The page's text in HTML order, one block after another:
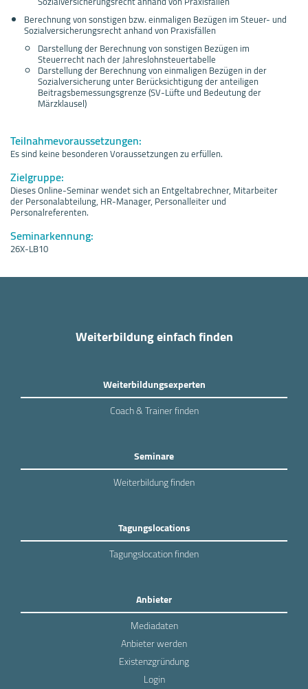
Berechnung von sonstigen bzw. einmaligen Bezügen im Steuer- und
Sozialversicherungsrecht anhand von Praxisfällen
Darstellung der Berechnung von sonstigen Bezügen im
Steuerrecht nach der Jahreslohnsteuertabelle
Darstellung der Berechnung von einmaligen Bezügen in der
Sozialversicherung unter Berücksichtigung der anteiligen
Beitragsbemessungsgrenze (SV-Lüfte und Bedeutung der
Märzklausel)
Teilnahmevoraussetzungen:
Es sind keine besonderen Voraussetzungen zu erfüllen.
Zielgruppe:
Dieses Online-Seminar wendet sich an Entgeltabrechner, Mitarbeiter
der Personalabteilung, HR-Manager, Personalleiter und
Personalreferenten.
Seminarkennung:
26X-LB10
Weiterbildung einfach finden
Weiterbildungsexperten
Coach & Trainer finden
Seminare
Weiterbildung finden
Tagungslocations
Tagungslocation finden
Anbieter
Mediadaten
Anbieter werden
Existenzgründung
Login